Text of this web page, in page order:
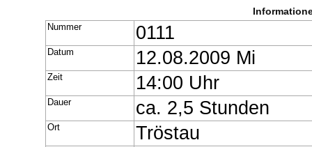
Nummer 0111
Datum 12.08.2009 Mi
Zeit 14:00 Uhr
Dauer ca. 2,5 Stunden
Ort Tröstau